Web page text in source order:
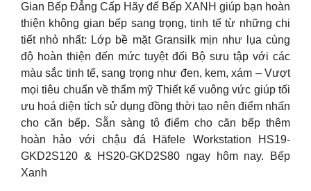
Gian Bếp Đẳng Cấp Hãy để Bếp XANH giúp bạn hoàn
thiện không gian bếp sang trọng, tinh tế từ những chi
tiết nhỏ nhất: Lớp bề mặt Gransilk mịn như lụa cùng
độ hoàn thiện đến mức tuyệt đối Bộ sưu tập với các
màu sắc tinh tế, sang trọng như đen, kem, xám – Vượt
mọi tiêu chuẩn về thẩm mỹ Thiết kế vuông vức giúp tối
ưu hoá diện tích sử dụng đồng thời tạo nên điểm nhấn
cho căn bếp. Sẵn sàng tô điểm cho căn bếp thêm
hoàn hảo với chậu đá Häfele Workstation HS19-
GKD2S120 & HS20-GKD2S80 ngay hôm nay. Bếp
Xanh